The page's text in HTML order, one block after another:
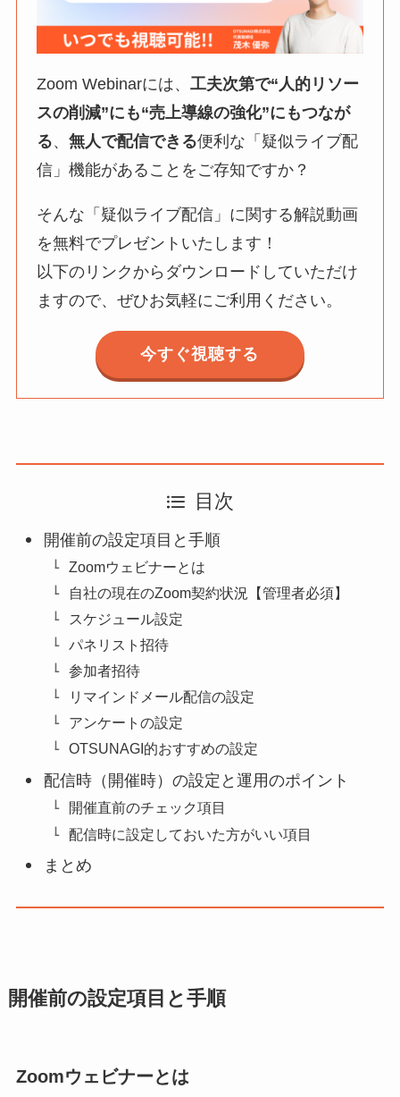
Zoom Webinarには、工夫次第で“人的リソー
スの削減”にも“売上導線の強化”にもつなが
る、無人で配信できる便利な「疑似ライブ配
信」機能があることをご存知ですか？
そんな「疑似ライブ配信」に関する解説動画
を無料でプレゼントいたします！
以下のリンクからダウンロードしていただけ
ますので、ぜひお気軽にご利用ください。
今すぐ視聴する
目次
開催前の設定項目と手順
Zoomウェビナーとは
自社の現在のZoom契約状況【管理者必須】
スケジュール設定
パネリスト招待
参加者招待
リマインドメール配信の設定
アンケートの設定
OTSUNAGI的おすすめの設定
配信時（開催時）の設定と運用のポイント
開催直前のチェック項目
配信時に設定しておいた方がいい項目
まとめ
開催前の設定項目と手順
Zoomウェビナーとは